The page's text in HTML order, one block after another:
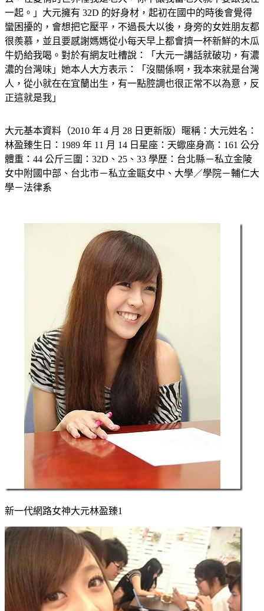
一起。」大元擁有 32D 的好身材，起初在國中的時後會覺得
蠻困擾的，會想把它壓平，不過長大以後，身旁的女姓朋友都
很羨慕，並且要感謝媽媽從小每天早上都會擠一杯新鮮的木瓜
牛奶給我喝。對於有網友吐槽說：「大元一講話就破功，有濃
濃的台灣味」她本人大方表示：「沒關係啊，我本來就是台灣
人，從小就在在宜蘭出生，有一點腔調也很正常不以為意，反
正這就是我」
大元基本資料（2010 年 4 月 28 日更新版）暱稱：大元姓名：
林盈臻生日：1989 年 11 月 14 日星座：天蠍座身高：161 公分
體重：44 公斤三圍：32D、25、33 學歷：台北縣－私立金陵
女中附國中部、台北市－私立金甌女中、大學／學院－輔仁大
學－法律系
新一代網路女神大元林盈臻1